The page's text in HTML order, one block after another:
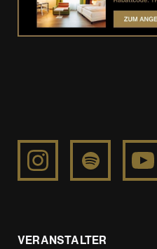
http://www.instagram.com/
https://
de/artist/
VERANSTALTER